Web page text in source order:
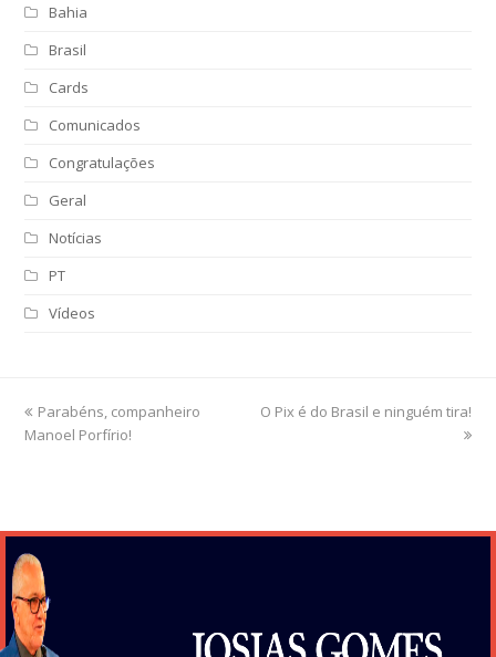
Bahia
Brasil
Cards
Comunicados
Congratulações
Geral
Notícias
PT
Vídeos
previous
post:
Parabéns, companheiro
Manoel Porfírio!
next
O Pix é do Brasil e ninguém tira!